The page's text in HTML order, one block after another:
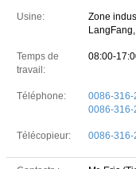
Usine:
Zone
Temps de
travail:
08:00-
Téléphone: 0086-
0086-
Télécopieur: 0086-